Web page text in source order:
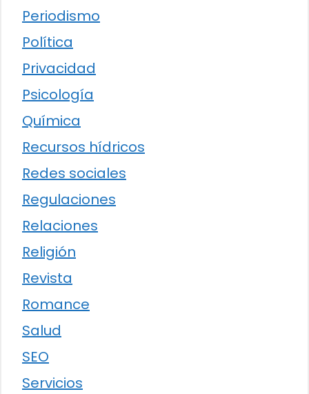
Periodismo
Política
Privacidad
Psicología
Química
Recursos hídricos
Redes sociales
Regulaciones
Relaciones
Religión
Revista
Romance
Salud
SEO
Servicios